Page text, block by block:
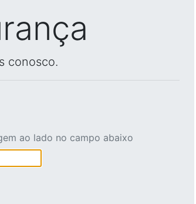
conosco.
ao lado no campo abaixo